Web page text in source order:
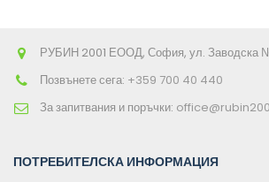
РУБИН 2001 ЕООД, София, ул. Заводска
Позвънете сега: +359 700 40 440
За запитвания и поръчки:
ПОТРЕБИТЕЛСКА ИНФОРМАЦИЯ